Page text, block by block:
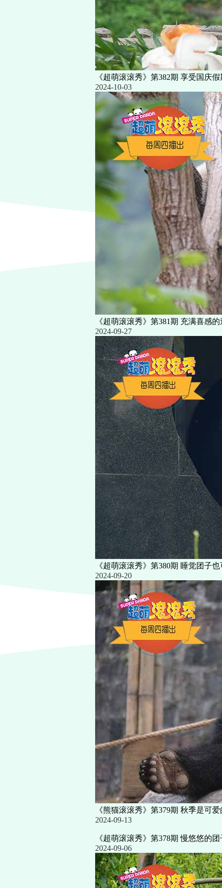
《超萌滚滚秀》第382期 享受国庆
2024-10-03
《超萌滚滚秀》第381期 充满喜感
2024-09-27
《超萌滚滚秀》第380期 睡觉团子
2024-09-20
《熊猫滚滚秀》第379期 秋季是可
2024-09-13
《超萌滚滚秀》第378期 慢悠悠的
2024-09-06